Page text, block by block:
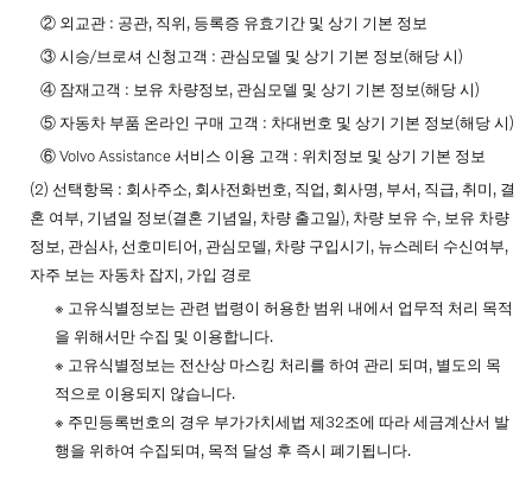
② 외교관 : 공관, 직위, 등록증 유효기간 및 상기 기본 정보
③ 시승/브로셔 신청고객 : 관심모델 및 상기 기본 정보(해당 시)
④ 잠재고객 : 보유 차량정보, 관심모델 및 상기 기본 정보(해당 시)
⑤ 자동차 부품 온라인 구매 고객 : 차대번호 및 상기 기본 정보(해당 시)
⑥ Volvo Assistance 서비스 이용 고객 : 위치정보 및 상기 기본 정보
(2) 선택항목 : 회사주소, 회사전화번호, 직업, 회사명, 부서, 직급, 취미, 결
혼 여부, 기념일 정보(결혼 기념일, 차량 출고일), 차량 보유 수, 보유 차량
정보, 관심사, 선호미티어, 관심모델, 차량 구입시기, 뉴스레터 수신여부,
자주 보는 자동차 잡지, 가입 경로
※ 고유식별정보는 관련 법령이 허용한 범위 내에서 업무적 처리 목적
을 위해서만 수집 및 이용합니다.
※ 고유식별정보는 전산상 마스킹 처리를 하여 관리 되며, 별도의 목
적으로 이용되지 않습니다.
※ 주민등록번호의 경우 부가가치세법 제32조에 따라 세금계산서 발
행을 위하여 수집되며, 목적 달성 후 즉시 폐기됩니다.